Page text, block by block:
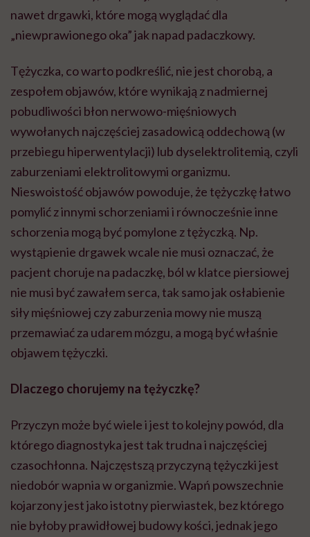
nawet drgawki, które mogą wyglądać dla
„niewprawionego oka” jak napad padaczkowy.
Tężyczka, co warto podkreślić, nie jest chorobą, a
zespołem objawów, które wynikają z nadmiernej
pobudliwości błon nerwowo-mięśniowych
wywołanych najczęściej zasadowicą oddechową (w
przebiegu hiperwentylacji) lub dyselektrolitemią, czyli
zaburzeniami elektrolitowymi organizmu.
Nieswoistość objawów powoduje, że tężyczkę łatwo
pomylić z innymi schorzeniami i równocześnie inne
schorzenia mogą być pomylone z tężyczką. Np.
wystąpienie drgawek wcale nie musi oznaczać, że
pacjent choruje na padaczkę, ból w klatce piersiowej
nie musi być zawałem serca, tak samo jak osłabienie
siły mięśniowej czy zaburzenia mowy nie muszą
przemawiać za udarem mózgu, a mogą być właśnie
objawem tężyczki.
Dlaczego chorujemy na tężyczkę?
Przyczyn może być wiele i jest to kolejny powód, dla
którego diagnostyka jest tak trudna i najczęściej
czasochłonna. Najczęstszą przyczyną tężyczki jest
niedobór wapnia w organizmie. Wapń powszechnie
kojarzony jest jako istotny pierwiastek, bez którego
nie byłoby prawidłowej budowy kości, jednak jego